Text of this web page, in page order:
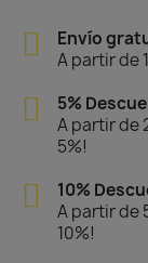
Envío
A partir de
5%
A partir de
5%!
10%
A partir de
10%!